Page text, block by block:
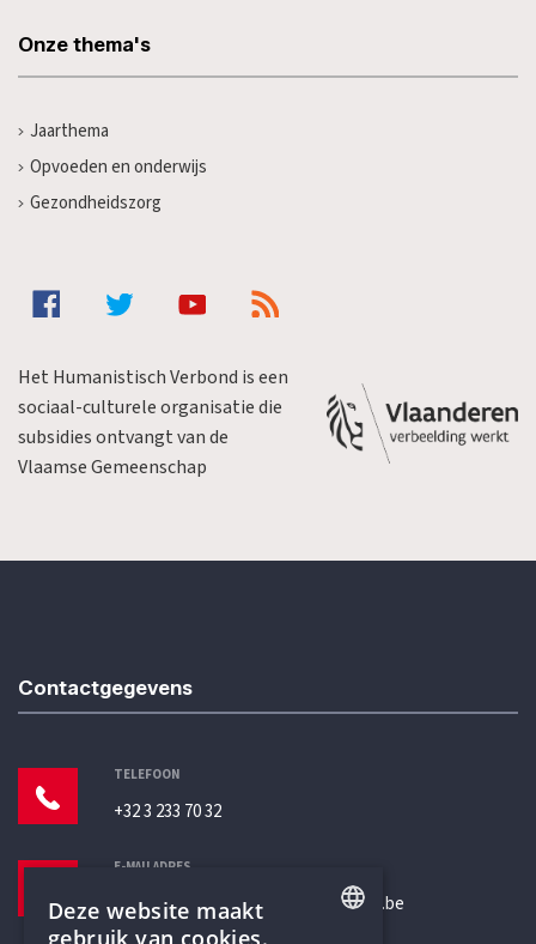
Onze thema's
Jaarthema
Opvoeden en onderwijs
Gezondheidszorg
Het Humanistisch Verbond is een
sociaal-culturele organisatie die
subsidies ontvangt van de
Vlaamse Gemeenschap
Contactgegevens
TELEFOON
+32 3 233 70 32
E-MAILADRES
secretariaat@humanistischverbond.be
Deze website maakt
gebruik van cookies.